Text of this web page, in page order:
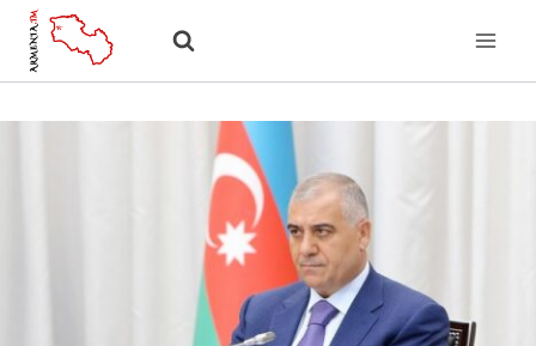
Перейти